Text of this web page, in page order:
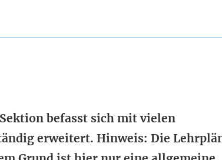
befasst sich mit vielen
erweitert. Hinweis: Die